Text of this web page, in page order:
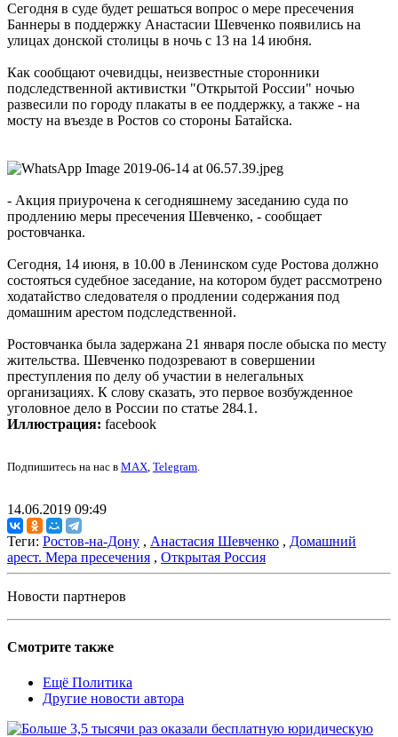
Сегодня в суде будет решаться вопрос о мере пресечения
Баннеры в поддержку Анастасии Шевченко появились на
улицах донской столицы в ночь с 13 на 14 июбня.
Как сообщают очевидцы, неизвестные сторонники
подследственной активистки "Открытой России" ночью
развесили по городу плакаты в ее поддержку, а также - на
мосту на въезде в Ростов со стороны Батайска.
- Акция приурочена к сегодняшнему заседанию суда по
продлению меры пресечения Шевченко, - сообщает
ростовчанка.
Сегодня, 14 июня, в 10.00 в Ленинском суде Ростова должно
состояться судебное заседание, на котором будет рассмотрено
ходатайство следователя о продлении содержания под
домашним арестом подследственной.
Ростовчанка была задержана 21 января после обыска по месту
жительства. Шевченко подозревают в совершении
преступления по делу об участии в нелегальных
организациях. К слову сказать, это первое возбужденное
уголовное дело в России по статье 284.1.
Иллюстрация: facebook
Подпишитесь на нас в MAX, Telegram.
14.06.2019 09:49
Теги: Ростов-на-Дону , Анастасия Шевченко , Домашний
арест. Мера пресечения , Открытая Россия
Новости партнеров
Смотрите также
Ещё Политика
Другие новости автора